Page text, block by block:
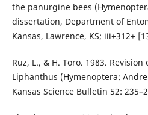
the panurgine bees
dissertation, Department of
Kansas, Lawrence, KS; iii+312+
Ruz, L., & H. Toro. 1983.
Liphanthus (Hymenoptera:
Kansas Science Bulletin 52: